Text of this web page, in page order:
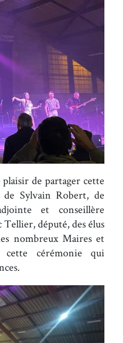
de partager cette
Sylvain Robert, de
et conseillère
député, des élus
nombreux Maires et
cette cérémonie qui